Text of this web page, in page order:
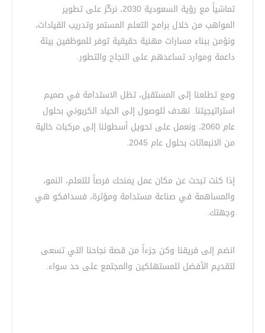
تماشياً مع رؤية السعودية 2030، نركّز على تطوير
المواهب من خلال برامج التعلم المستمر وتدريب القيادات،
ونؤمن ببناء مسارات مهنية حقيقية توفر للموظفين بيئة
داعمة وموارد تساعدهم على النجاح والتطور.
ومع تطلعنا إلى المستقبل، تظل الاستدامة في صميم
استراتيجيتنا. نهدف للوصول إلى الحياد الكربوني بحلول
عام 2060، ونعمل على تحويل أسطولنا إلى مركبات خالية
من الانبعاثات بحلول عام 2045.
إذا كنت تبحث عن مكان عمل يمنحك فرصاً للتعلم، النمو،
والمساهمة في صناعة مستدامة ومؤثرة، فسدافكو هي
وجهتك.
انضم إلى فريقنا وكن جزءاً من قصة نجاحنا التي تسعى
لتقديم الأفضل للمستهلكين والمجتمع على حد سواء.